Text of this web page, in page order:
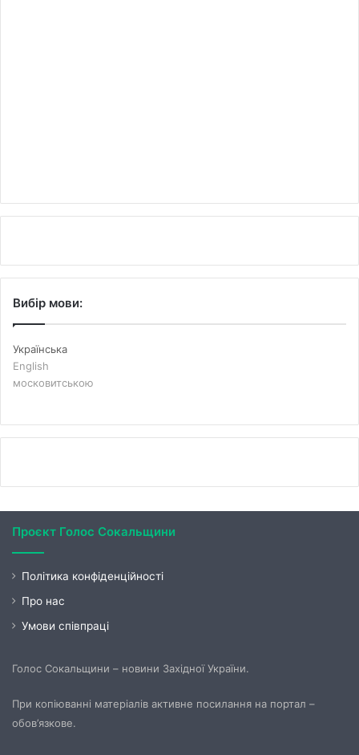
Вибір мови:
Українська
English
московитською
Проєкт Голос Сокальщини
Політика конфіденційності
Про нас
Умови співпраці
Голос Сокальщини – новини Західної України.
При копіюванні матеріалів активне посилання на портал –
обов’язкове.